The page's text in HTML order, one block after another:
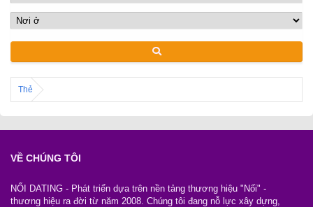
Thẻ
VỀ CHÚNG TÔI
NỐI DATING - Phát triển dựa trên nền tảng thương hiệu "Nối" -
thương hiệu ra đời từ năm 2008. Chúng tôi đang nỗ lực xây dựng,